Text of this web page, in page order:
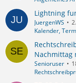
Lightning
JuergenWS
Kalender,
Nachmittag
Senioruser